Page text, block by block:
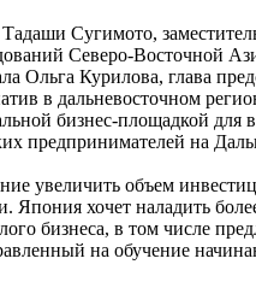
Сугимото,
Северо-Восточной
Ольга Курилова, глава
в дальневосточном
бизнес-площадкой для
предпринимателей на
увеличить объем
Япония хочет наладить
бизнеса, в том числе
на обучение